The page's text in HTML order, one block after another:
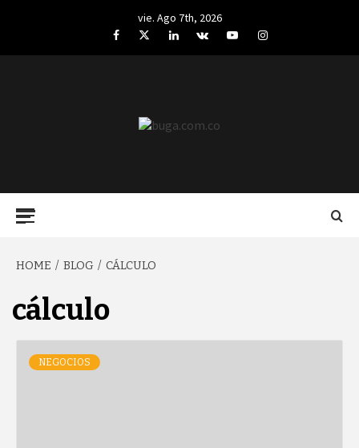
vie. Ago 7th, 2026
FacebookTwitterLinkedIn
VK YouTubeInstagram
HOME BLOG CÁLCULO
cálculo
NEGOCIOS